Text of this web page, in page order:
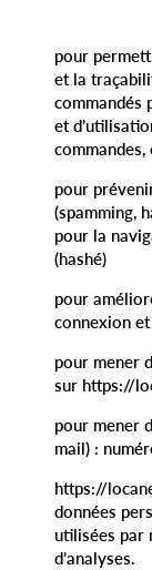
pour
et la
commandés
et
commandes,
pour
(spamming,
pour la
(hashé)
pour
connexion
pour mener
sur https://
pour mener
mail) :
https://
données
utilisées par
d’analyses.